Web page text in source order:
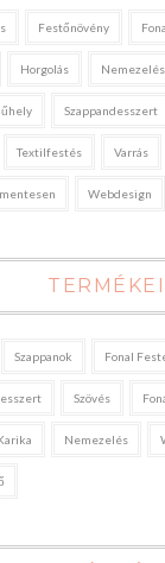
Festőnövény
Horgolás Nemezelés
Szappandesszert
Textilfestés Varrás
Webdesign
Szappanok Fonal
Szövés
Nemezelés